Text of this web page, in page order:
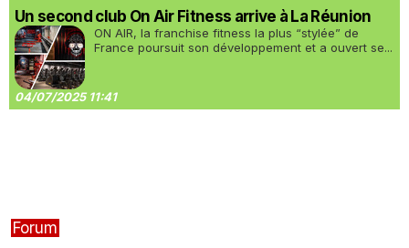
Un second club On Air Fitness arrive à La Réunion
ON AIR, la franchise fitness la plus “stylée” de
France poursuit son développement et a ouvert se...
04/07/2025 11:41
Forum